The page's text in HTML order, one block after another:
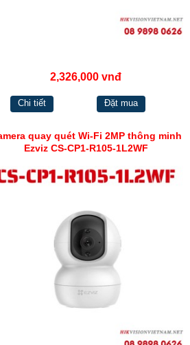
2,326,000 vnđ
Chi tiết Đặt mua
quay quét Wi-Fi 2MP thông minh
Ezviz CS-CP1-R105-1L2WF